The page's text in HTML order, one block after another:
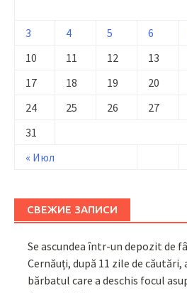
« Июл
3
4 5 6
10
11 12 13
17
18 19 20
24
25 26 27
31
СВЕЖИЕ ЗАПИСИ
Se ascundea într-un depozit de
Cernăuți, după 11 zile de
bărbatul care a deschis focul